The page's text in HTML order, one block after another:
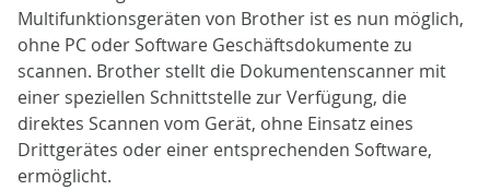
Multifunktionsgeräten von Brother ist es nun möglich,
ohne PC oder Software Geschäftsdokumente zu
scannen. Brother stellt die Dokumentenscanner mit
einer speziellen Schnittstelle zur Verfügung, die
direktes Scannen vom Gerät, ohne Einsatz eines
Drittgerätes oder einer entsprechenden Software,
ermöglicht.